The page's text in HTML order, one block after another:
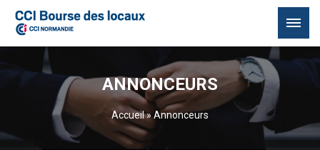
ANNONCEURS
Accueil»Annonceurs